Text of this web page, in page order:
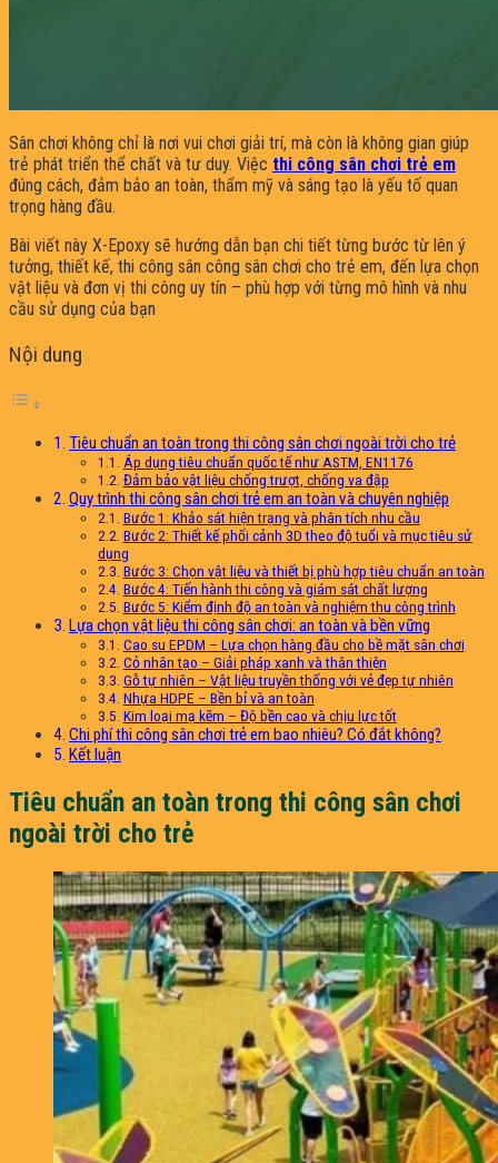
Sân chơi không chỉ là nơi vui chơi giải trí, mà còn là không gian giúp
trẻ phát triển thể chất và tư duy. Việc thi công sân chơi trẻ em
đúng cách, đảm bảo an toàn, thẩm mỹ và sáng tạo là yếu tố quan
trọng hàng đầu.
Bài viết này X-Epoxy sẽ hướng dẫn bạn chi tiết từng bước từ lên ý
tưởng, thiết kế, thi công sân công sân chơi cho trẻ em, đến lựa chọn
vật liệu và đơn vị thi công uy tín – phù hợp với từng mô hình và nhu
cầu sử dụng của bạn
Nội dung
Tiêu chuẩn an toàn trong thi công sân chơi ngoài trời cho trẻ
Áp dụng tiêu chuẩn quốc tế như ASTM, EN1176
Đảm bảo vật liệu chống trượt, chống va đập
Quy trình thi công sân chơi trẻ em an toàn và chuyên nghiệp
Bước 1: Khảo sát hiện trạng và phân tích nhu cầu
Bước 2: Thiết kế phối cảnh 3D theo độ tuổi và mục tiêu sử
dụng
Bước 3: Chọn vật liệu và thiết bị phù hợp tiêu chuẩn an toàn
Bước 4: Tiến hành thi công và giám sát chất lượng
Bước 5: Kiểm định độ an toàn và nghiệm thu công trình
Lựa chọn vật liệu thi công sân chơi: an toàn và bền vững
Cao su EPDM – Lựa chọn hàng đầu cho bề mặt sân chơi
Cỏ nhân tạo – Giải pháp xanh và thân thiện
Gỗ tự nhiên – Vật liệu truyền thống với vẻ đẹp tự nhiên
Nhựa HDPE – Bền bỉ và an toàn
Kim loại mạ kẽm – Độ bền cao và chịu lực tốt
Chi phí thi công sân chơi trẻ em bao nhiêu? Có đắt không?
Kết luận
Tiêu chuẩn an toàn trong thi công sân chơi
ngoài trời cho trẻ